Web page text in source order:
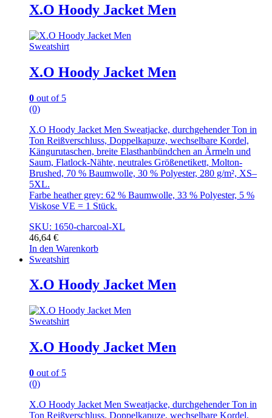
X.O Hoody Jacket Men
Sweatshirt
X.O Hoody Jacket Men
0 out of 5
(0)
X.O Hoody Jacket Men Sweatjacke, durchgehender Ton in
Ton Reißverschluss, Doppelkapuze, wechselbare Kordel,
Kängurutaschen, breite Elasthanbündchen an Ärmeln und
Saum, Flatlock-Nähte, neutrales Größenetikett, Molton-
Brushed, 70 % Baumwolle, 30 % Polyester, 280 g/m², XS–
5XL.
Farbe heather grey: 62 % Baumwolle, 33 % Polyester, 5 %
Viskose VE = 1 Stück.
SKU: 1650-charcoal-XL
46,64 €
In den Warenkorb
Sweatshirt
X.O Hoody Jacket Men
Sweatshirt
X.O Hoody Jacket Men
0 out of 5
(0)
X.O Hoody Jacket Men Sweatjacke, durchgehender Ton in
Ton Reißverschluss, Doppelkapuze, wechselbare Kordel,